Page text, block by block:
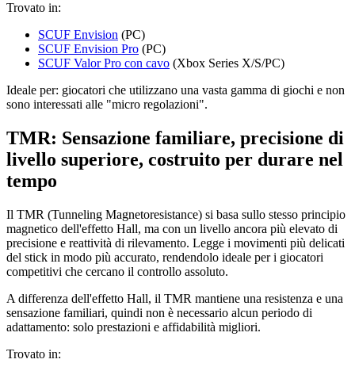
Trovato in:
SCUF Envision (PC)
SCUF Envision Pro (PC)
SCUF Valor Pro con cavo (Xbox Series X/S/PC)
Ideale per: giocatori che utilizzano una vasta gamma di giochi e non
sono interessati alle "micro regolazioni".
TMR: Sensazione familiare, precisione di
livello superiore, costruito per durare nel
tempo
Il TMR (Tunneling Magnetoresistance) si basa sullo stesso principio
magnetico dell'effetto Hall, ma con un livello ancora più elevato di
precisione e reattività di rilevamento. Legge i movimenti più delicati
del stick in modo più accurato, rendendolo ideale per i giocatori
competitivi che cercano il controllo assoluto.
A differenza dell'effetto Hall, il TMR mantiene una resistenza e una
sensazione familiari, quindi non è necessario alcun periodo di
adattamento: solo prestazioni e affidabilità migliori.
Trovato in: